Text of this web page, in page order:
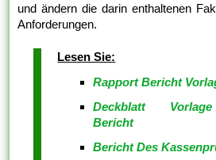
und ändern die darin enthaltenen
Anforderungen.
Lesen Sie:
Rapport Bericht
Deckblatt
Bericht
Bericht Des